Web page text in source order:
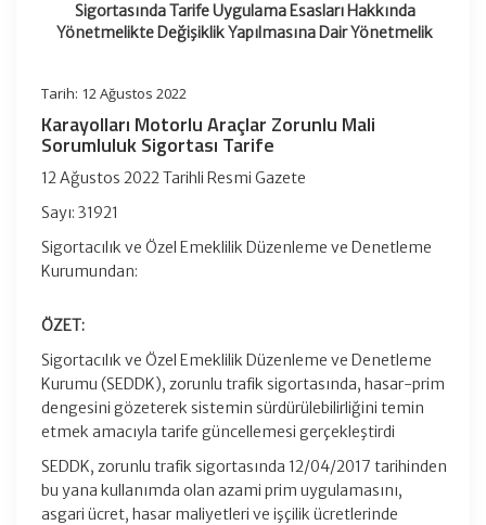
Sigortasında Tarife Uygulama Esasları Hakkında
Yönetmelikte Değişiklik Yapılmasına Dair Yönetmelik
Tarih: 12 Ağustos 2022
Karayolları Motorlu Araçlar Zorunlu Mali
Sorumluluk Sigortası Tarife
12 Ağustos 2022 Tarihli Resmi Gazete
Sayı: 31921
Sigortacılık ve Özel Emeklilik Düzenleme ve Denetleme
Kurumundan:
ÖZET:
Sigortacılık ve Özel Emeklilik Düzenleme ve Denetleme
Kurumu (SEDDK), zorunlu trafik sigortasında, hasar-prim
dengesini gözeterek sistemin sürdürülebilirliğini temin
etmek amacıyla tarife güncellemesi gerçekleştirdi
SEDDK, zorunlu trafik sigortasında 12/04/2017 tarihinden
bu yana kullanımda olan azami prim uygulamasını,
asgari ücret, hasar maliyetleri ve işçilik ücretlerinde